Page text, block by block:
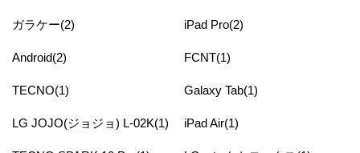
ガラケー(2) iPad Pro(2)
Android(2) FCNT(1)
TECNO(1) Galaxy Tab(1)
LG JOJO(ジョジョ) L-02K(1) iPad Air(1)